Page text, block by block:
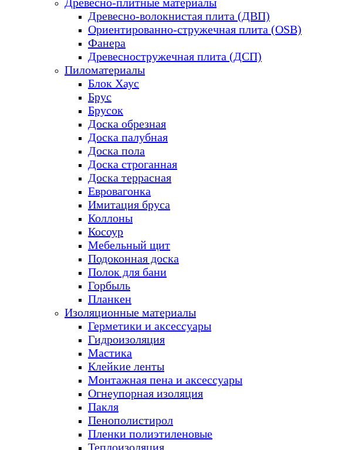
Древесно-волокнистая плита (ДВП)
Ориентированно-стружечная плита (OSB)
Фанера
Древесностружечная плита (ДСП)
Пиломатериалы
Блок Хаус
Брус
Брусок
Доска обрезная
Доска палубная
Доска пола
Доска строганная
Доска террасная
Евровагонка
Имитация бруса
Коллоны
Косоур
Мебельный щит
Подоконная доска
Полок для бани
Горбыль
Планкен
Изоляционные материалы
Герметики и аксессуары
Гидроизоляция
Мастика
Клейкие ленты
Монтажная пена и аксессуары
Огнеупорная изоляция
Пакля
Пенополистирол
Пленки полиэтиленовые
Теплоизоляция